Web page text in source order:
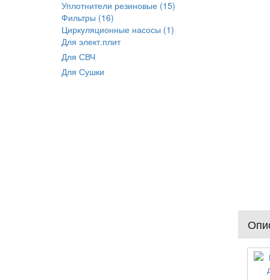
Уплотнители резиновые (15)
Фильтры (16)
Циркуляционные насосы (1)
Для элект.плит
Для СВЧ
Для Сушки